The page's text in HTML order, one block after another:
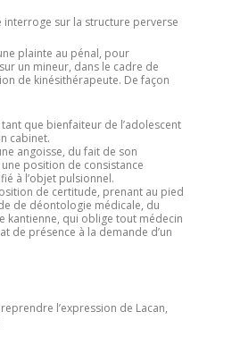
interroge sur la structure perverse
plainte au pénal, pour
un mineur, dans le cadre de
de kinésithérapeute. De façon
que bienfaiteur de l’adolescent
cabinet.
angoisse, du fait de son
position de consistance
à l’objet pulsionnel.
de certitude, prenant au pied
de déontologie médicale, du
kantienne, qui oblige tout médecin
de présence à la demande d’un
l’expression de Lacan,